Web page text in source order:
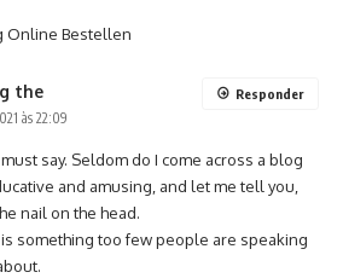
Online Bestellen
the
às 22:09
must say. Seldom do I come across a blog
and amusing, and let me tell you,
nail on the head.
something too few people are speaking
Responder